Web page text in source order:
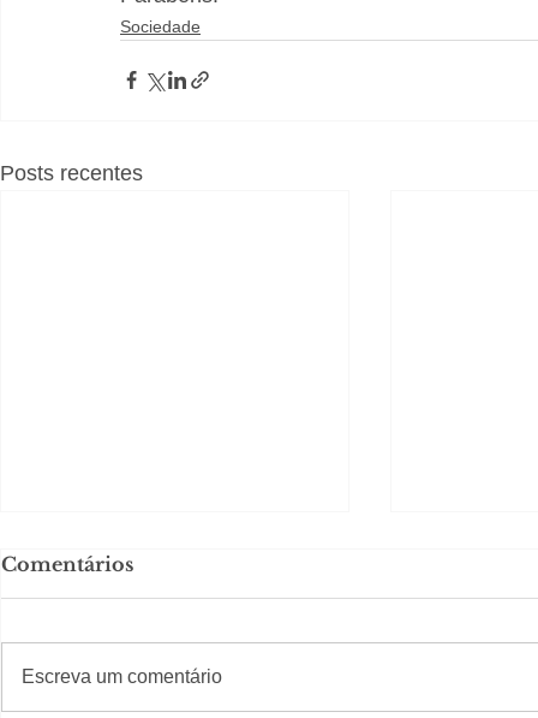
Sociedade
Posts recentes
Comentários
Escreva um comentário
#Sugestões